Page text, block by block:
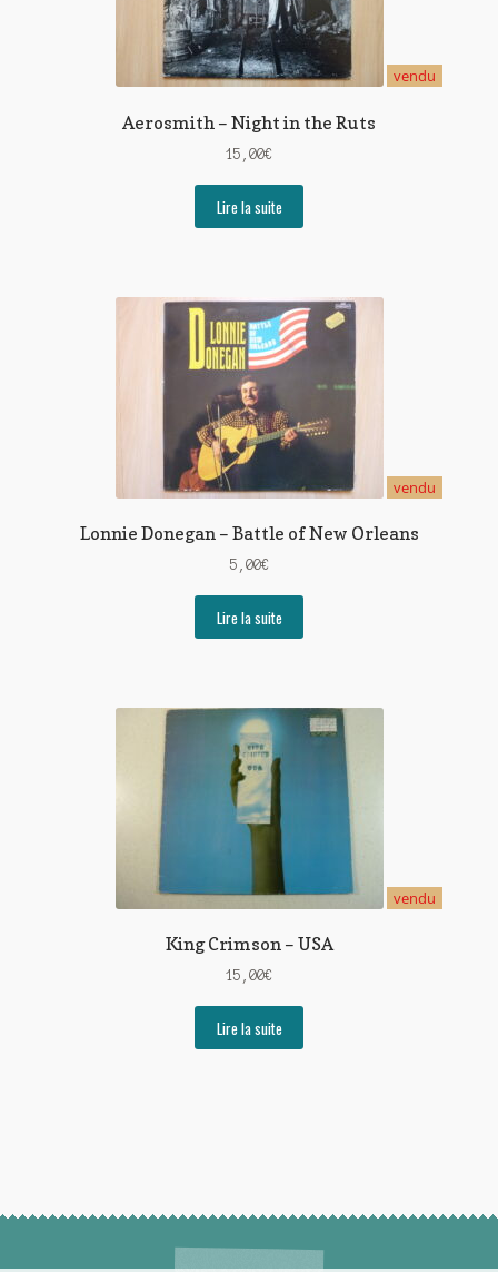
vendu
Aerosmith – Night in the Ruts
15,00€
Lire la suite
vendu
Lonnie Donegan – Battle of New Orleans
5,00€
Lire la suite
vendu
King Crimson – USA
15,00€
Lire la suite